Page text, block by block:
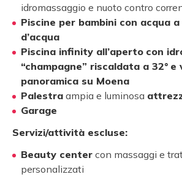
idromassaggio e nuoto contro
Piscine per bambini con acqua a
d’acqua
Piscina infinity all’aperto con
“champagne” riscaldata a 32° e
panoramica su Moena
Palestra ampia e luminosa
Garage
Servizi/attività escluse:
Beauty center con massaggi e
personalizzati